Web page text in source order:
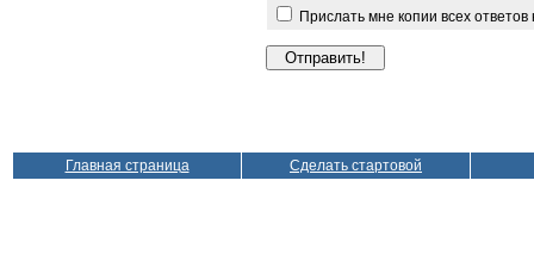
Прислать мне копии всех
Главная страница Сделать стартовой